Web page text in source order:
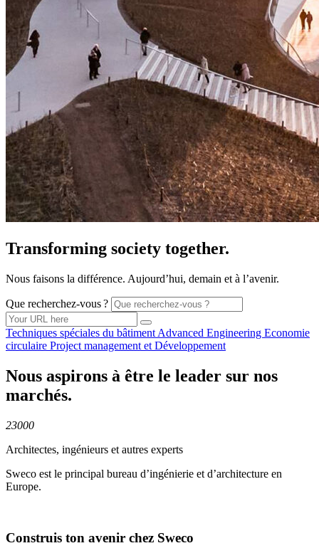
Transforming society together.
Nous faisons la différence. Aujourd’hui, demain et à l’avenir.
Que recherchez-vous ?
Techniques spéciales du bâtiment Advanced Engineering Economie
circulaire Project management et Développement
Nous aspirons à être le leader sur nos
marchés.
23000
Architectes, ingénieurs et autres experts
Sweco est le principal bureau d’ingénierie et d’architecture en
Europe.
Construis ton avenir chez Sweco